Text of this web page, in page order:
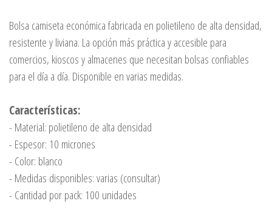
Bolsa camiseta económica fabricada en polietileno de alta densidad,
resistente y liviana. La opción más práctica y accesible para
comercios, kioscos y almacenes que necesitan bolsas confiables
para el día a día. Disponible en varias medidas.
Características:
- Material: polietileno de alta densidad
- Espesor: 10 micrones
- Color: blanco
- Medidas disponibles: varias (consultar)
- Cantidad por pack: 100 unidades